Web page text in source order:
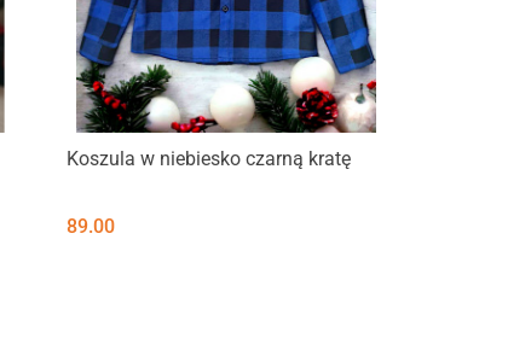
Produkt niedostępny
Koszula w niebiesko czarną kratę
89.00